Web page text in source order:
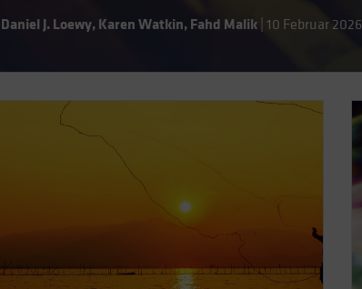
Daniel J. Loewy, Karen Watkin, Fahd Malik| 10 Februar 2026